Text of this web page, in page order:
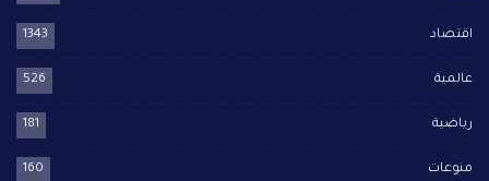
اقتصاد 1343
عالمية 526
رياضية 181
منوعات 160